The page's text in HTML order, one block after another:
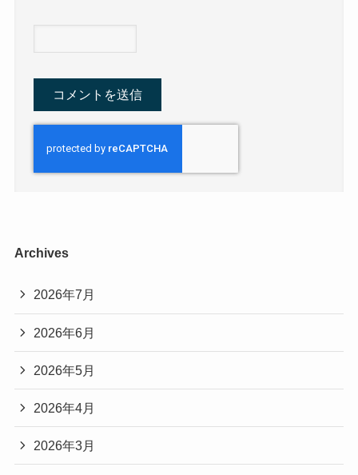
Archives
2026年7月
2026年6月
2026年5月
2026年4月
2026年3月